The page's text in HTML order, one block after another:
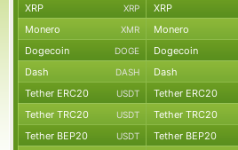
XRP XRP XRP
Monero XMR Monero
Dogecoin DOGE Dogecoin
Dash DASH Dash
Tether ERC20 USDT Tether ERC20
Tether TRC20 USDT Tether TRC20
Tether BEP20 USDT Tether BEP20